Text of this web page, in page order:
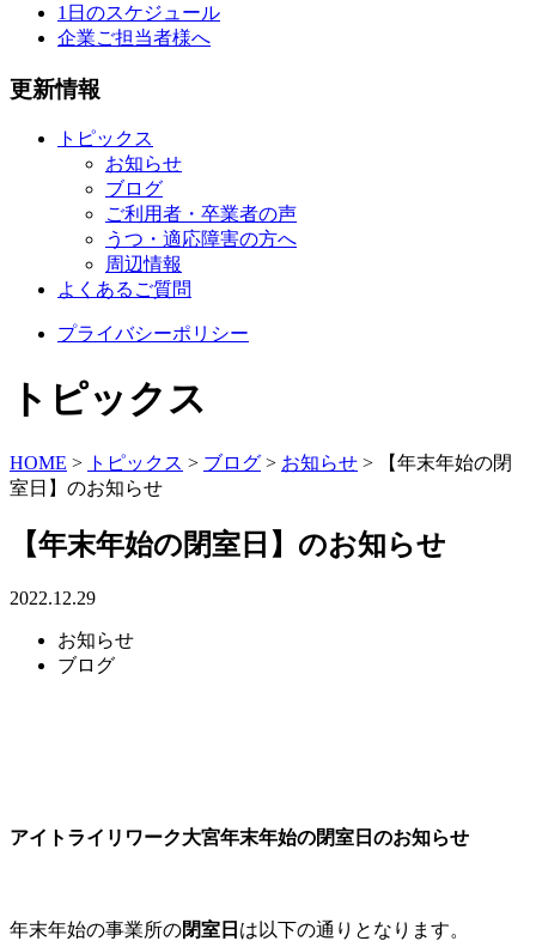
1日のスケジュール
企業ご担当者様へ
更新情報
トピックス
お知らせ
ブログ
ご利用者・卒業者の声
うつ・適応障害の方へ
周辺情報
よくあるご質問
プライバシーポリシー
トピックス
HOME > トピックス > ブログ > お知らせ >
【年末年始の閉
室日】のお知らせ
【年末年始の閉室日】のお知らせ
2022.12.29
お知らせ
ブログ
アイトライリワーク大宮年末年始の閉室日のお知らせ
年末年始の事業所の閉室日 は以下の通りとなります。